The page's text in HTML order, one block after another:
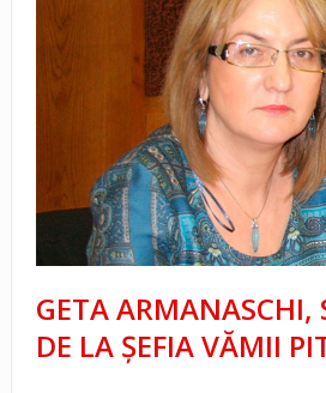
GETA ARMANASCHI,
DE LA ȘEFIA VĂMII